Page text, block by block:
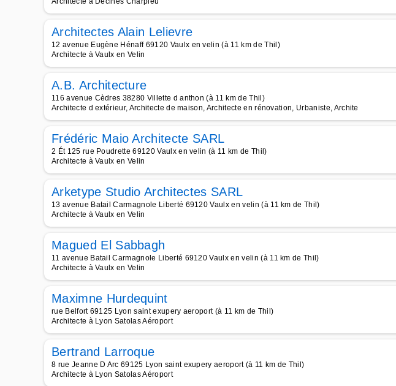
Architectes Alain Lelievre
12 avenue Eugène Hénaff 69120 Vaulx en velin (à 11 km de Thil)
Architecte à Vaulx en Velin
A.B. Architecture
116 avenue Cèdres 38280 Villette d anthon (à 11 km de Thil)
Architecte d extérieur, Architecte de maison, Architecte en rénovation, Urbaniste, Archite
Frédéric Maio Architecte SARL
2 Ét 125 rue Poudrette 69120 Vaulx en velin (à 11 km de Thil)
Architecte à Vaulx en Velin
Arketype Studio Architectes SARL
13 avenue Batail Carmagnole Liberté 69120 Vaulx en velin (à 11 km de Thil)
Architecte à Vaulx en Velin
Magued El Sabbagh
11 avenue Batail Carmagnole Liberté 69120 Vaulx en velin (à 11 km de Thil)
Architecte à Vaulx en Velin
Maximne Hurdequint
rue Belfort 69125 Lyon saint exupery aeroport (à 11 km de Thil)
Architecte à Lyon Satolas Aéroport
Bertrand Larroque
8 rue Jeanne D Arc 69125 Lyon saint exupery aeroport (à 11 km de Thil)
Architecte à Lyon Satolas Aéroport